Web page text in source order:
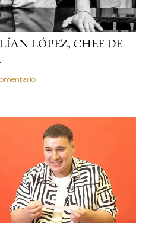
LÓPEZ, CHEF DE